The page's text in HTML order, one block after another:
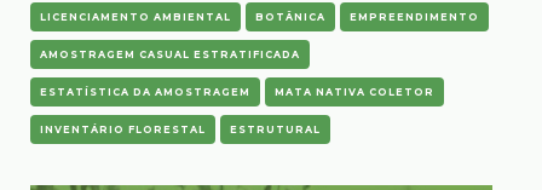
LICENCIAMENTO AMBIENTAL BOTÂNICA EMPREENDIMENTO
AMOSTRAGEM CASUAL ESTRATIFICADA
ESTATÍSTICA DA AMOSTRAGEM MATA NATIVA COLETOR
INVENTÁRIO FLORESTAL ESTRUTURAL